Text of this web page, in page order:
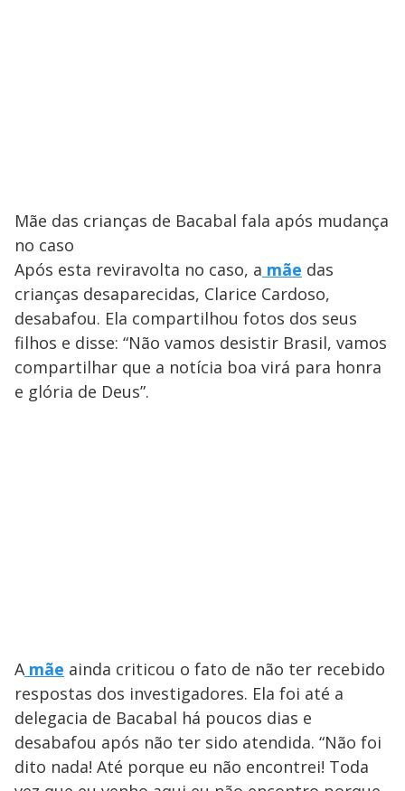
Mãe das crianças de Bacabal fala após mudança
no caso
Após esta reviravolta no caso, a mãe das
crianças desaparecidas, Clarice Cardoso,
desabafou. Ela compartilhou fotos dos seus
filhos e disse: “Não vamos desistir Brasil, vamos
compartilhar que a notícia boa virá para honra
e glória de Deus”.
A mãe ainda criticou o fato de não ter recebido
respostas dos investigadores. Ela foi até a
delegacia de Bacabal há poucos dias e
desabafou após não ter sido atendida. “Não foi
dito nada! Até porque eu não encontrei! Toda